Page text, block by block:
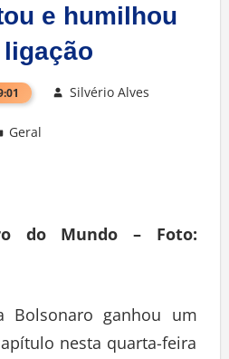
e humilhou
ligação
Silvério Alves
Geral
do Mundo – Foto:
Bolsonaro ganhou um
nesta quarta-feira